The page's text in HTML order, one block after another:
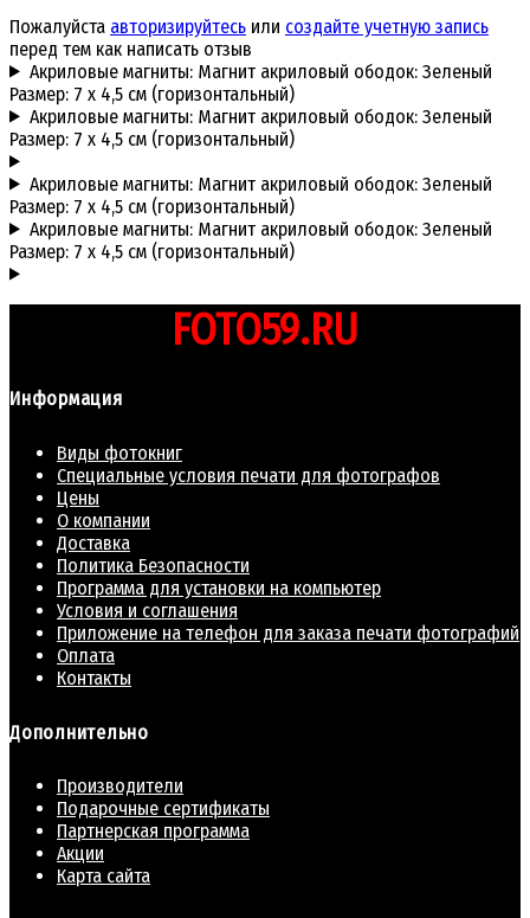
Пожалуйста авторизируйтесь или создайте учетную запись
перед тем как написать отзыв
Акриловые магниты: Магнит акриловый ободок: Зеленый
Размер: 7 х 4,5 см (горизонтальный)
Акриловые магниты: Магнит акриловый ободок: Зеленый
Размер: 7 х 4,5 см (горизонтальный)
Акриловые магниты: Магнит акриловый ободок: Зеленый
Размер: 7 х 4,5 см (горизонтальный)
Акриловые магниты: Магнит акриловый ободок: Зеленый
Размер: 7 х 4,5 см (горизонтальный)
FOTO59.RU
Информация
Виды фотокниг
Специальные условия печати для фотографов
Цены
О компании
Доставка
Политика Безопасности
Программа для установки на компьютер
Условия и соглашения
Приложение на телефон для заказа печати фотографий
Оплата
Контакты
Дополнительно
Производители
Подарочные сертификаты
Партнерская программа
Акции
Карта сайта